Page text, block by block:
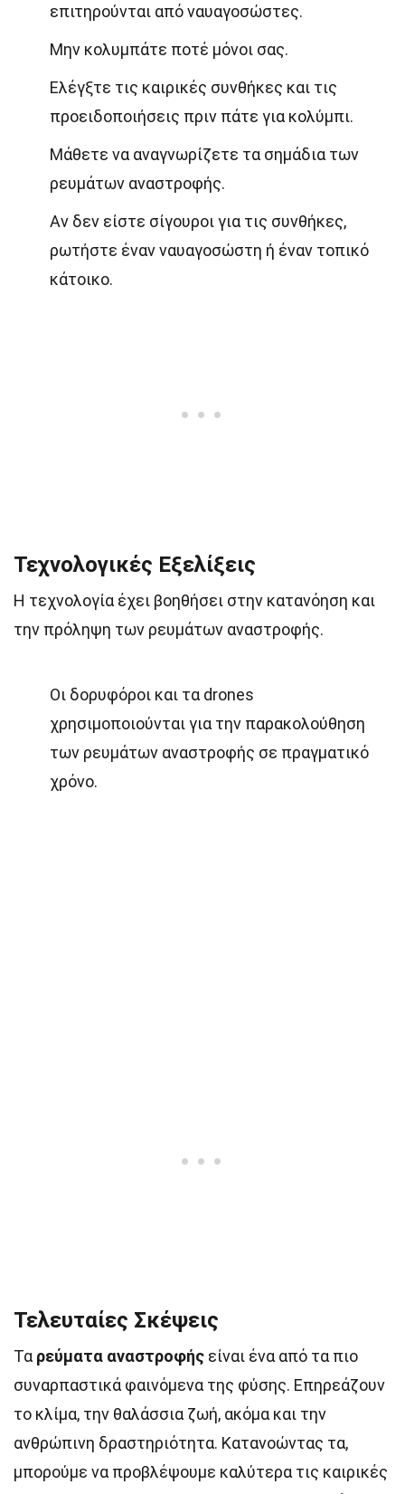
επιτηρούνται από ναυαγοσώστες.
Μην κολυμπάτε ποτέ μόνοι σας.
Ελέγξτε τις καιρικές συνθήκες και τις
προειδοποιήσεις πριν πάτε για κολύμπι.
Μάθετε να αναγνωρίζετε τα σημάδια των
ρευμάτων αναστροφής.
Αν δεν είστε σίγουροι για τις συνθήκες,
ρωτήστε έναν ναυαγοσώστη ή έναν τοπικό
κάτοικο.
Τεχνολογικές Εξελίξεις
Η τεχνολογία έχει βοηθήσει στην κατανόηση και
την πρόληψη των ρευμάτων αναστροφής.
Οι δορυφόροι και τα drones
χρησιμοποιούνται για την παρακολούθηση
των ρευμάτων αναστροφής σε πραγματικό
χρόνο.
Τελευταίες Σκέψεις
Τα ρεύματα αναστροφής είναι ένα από τα πιο
συναρπαστικά φαινόμενα της φύσης. Επηρεάζουν
το κλίμα, την θαλάσσια ζωή, ακόμα και την
ανθρώπινη δραστηριότητα. Κατανοώντας τα,
μπορούμε να προβλέψουμε καλύτερα τις καιρικές